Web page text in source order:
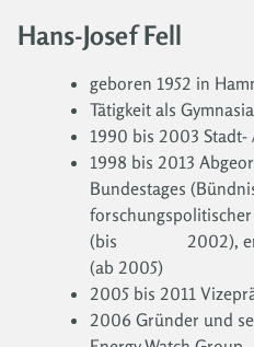
Hans-Josef Fell
geboren 1952 in
Tätigkeit als
1990 bis 2003 Stadt-
1998 bis 2013
Bundestages
forschungspolitischer
(bis 2002),
(ab 2005)
2005 bis 2011
2006 Gründer und